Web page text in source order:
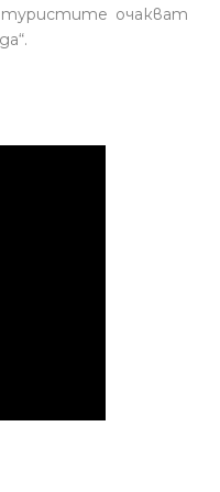
туристите очакват